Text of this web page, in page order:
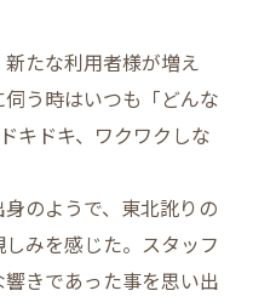
たな利用者様が増え
う時はいつも「どんな
キドキ、ワクワクしな
のようで、東北訛りの
みを感じた。スタッフ
きであった事を思い出